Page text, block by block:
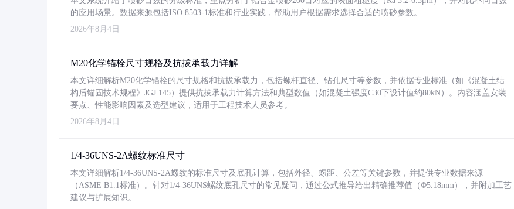
的应用场景。数据来源包括ISO 8503-1标准和行业实践，帮助用户根据需求选择合适的喷砂参数。
2026年8月4日
M20化学锚栓尺寸规格及抗拔承载力详解
本文详细解析M20化学锚栓的尺寸规格和抗拔承载力，包括螺杆直径、钻孔尺寸等参数，并依据专业标准（如《混凝土结
构后锚固技术规程》JGJ 145）提供抗拔承载力计算方法和典型数值（如混凝土强度C30下设计值约80kN）。内容涵盖安装
要点、性能影响因素及选型建议，适用于工程技术人员参考。
2026年8月4日
1/4-36UNS-2A螺纹标准尺寸
本文详细解析1/4-36UNS-2A螺纹的标准尺寸及底孔计算，包括外径、螺距、公差等关键参数，并提供专业数据来源
（ASME B1.1标准）。针对1/4-36UNS螺纹底孔尺寸的常见疑问，通过公式推导给出精确推荐值（Φ5.18mm），并附加工艺
建议与扩展知识。